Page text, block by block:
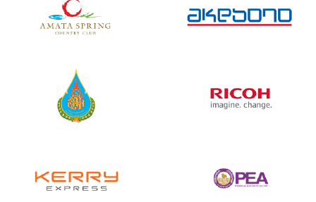
ลงได้อย่างชัดเจน และการทำงานบนที่สูงจะไม่ใช่เรื่องน่า
กลัว แต่เป็นงานที่ปลอดภัย ควบคุมได้ และภาคภูมิใจได้ใน
มาตรฐานการทำงานของเราเอง